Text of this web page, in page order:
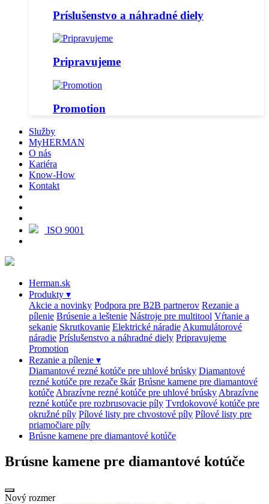
Príslušenstvo a náhradné diely
Pripravujeme
Promotion
Služby
MyHERMAN
O nás
Kariéra
Know-How
Kontakt
ISO 9001
Herman.sk
Produkty ▾
Akcie a novinky Podpora pre B2B partnerov Rezanie a
pílenie Brúsenie a leštenie Nástroje pre multitool Vŕtanie a
sekanie Skrutkovanie Elektrické náradie Akumulátorové
náradie Príslušenstvo a náhradné diely Pripravujeme
Promotion
Rezanie a pílenie ▾
Diamantové rezné kotúče pre uhlové brúsky Diamantové
rezné kotúče pre rezače škár Brúsne kamene pre diamantové
kotúče Abrazívne rezné kotúče pre uhlové brúsky Abrazívne
rezné kotúče pre rozbrusovacie píly Tvrdokovové kotúče pre
okružné píly Pílové listy pre chvostové píly Pílové listy pre
priamočiare píly
Brúsne kamene pre diamantové kotúče
Brúsne kamene pre diamantové kotúče
Nový rozmer